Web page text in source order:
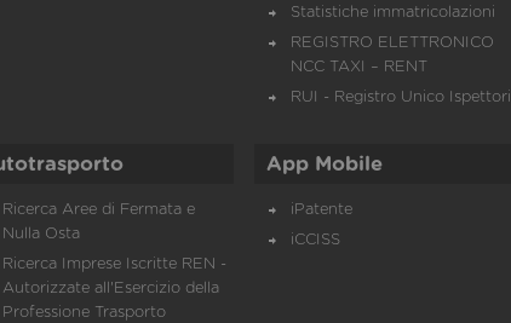
Statistiche immatricolazioni
REGISTRO ELETTRONICO
NCC TAXI – RENT
RUI - Registro Unico Ispettori
Ricerca Aree di Fermata e
Nulla Osta
Ricerca Imprese Iscritte REN -
Autorizzate all'Esercizio della
Professione Trasporto
App Mobile
iPatente
iCCISS